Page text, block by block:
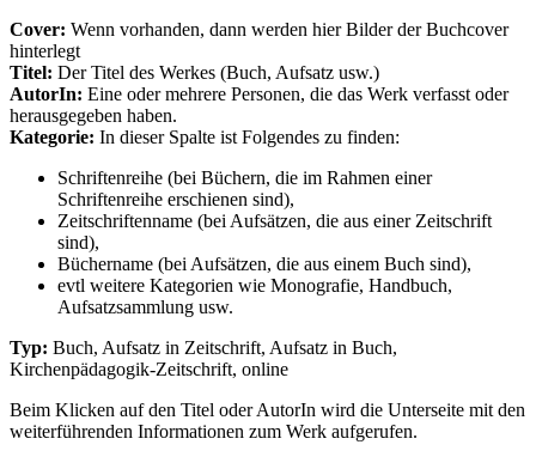
Cover: Wenn vorhanden, dann werden hier Bilder der Buchcover
hinterlegt
Titel: Der Titel des Werkes (Buch, Aufsatz usw.)
AutorIn: Eine oder mehrere Personen, die das Werk verfasst oder
herausgegeben haben.
Kategorie: In dieser Spalte ist Folgendes zu finden:
Schriftenreihe (bei Büchern, die im Rahmen einer
Schriftenreihe erschienen sind),
Zeitschriftenname (bei Aufsätzen, die aus einer Zeitschrift
sind),
Büchername (bei Aufsätzen, die aus einem Buch sind),
evtl weitere Kategorien wie Monografie, Handbuch,
Aufsatzsammlung usw.
Typ: Buch, Aufsatz in Zeitschrift, Aufsatz in Buch,
Kirchenpädagogik-Zeitschrift, online
Beim Klicken auf den Titel oder AutorIn wird die Unterseite mit den
weiterführenden Informationen zum Werk aufgerufen.